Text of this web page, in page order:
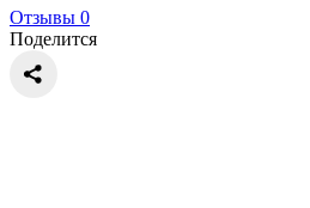
Отзывы 0
Поделится